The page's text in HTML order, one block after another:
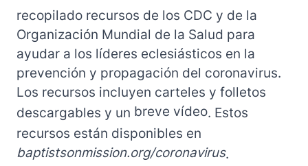
recopilado recursos de los CDC y de la
Organización Mundial de la Salud para
ayudar a los líderes eclesiásticos en la
prevención y propagación del coronavirus.
Los recursos incluyen carteles y folletos
descargables y un breve vídeo. Estos
recursos están disponibles en
baptistsonmission.org/coronavirus.